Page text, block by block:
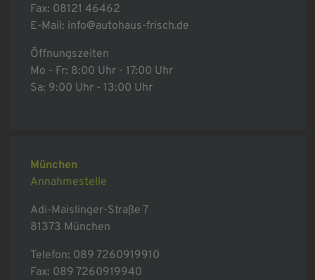
Fax: 08121 46462
E-Mail: info@autohaus-frisch.de
Öffnungszeiten
Mo - Fr: 8:00 Uhr - 17:00 Uhr
Sa: 9:00 Uhr - 13:00 Uhr
München
Annahmestelle
Adi-Maislinger-Straße 7
81373 München
Telefon: 089 7260919910
Fax: 089 7260919940